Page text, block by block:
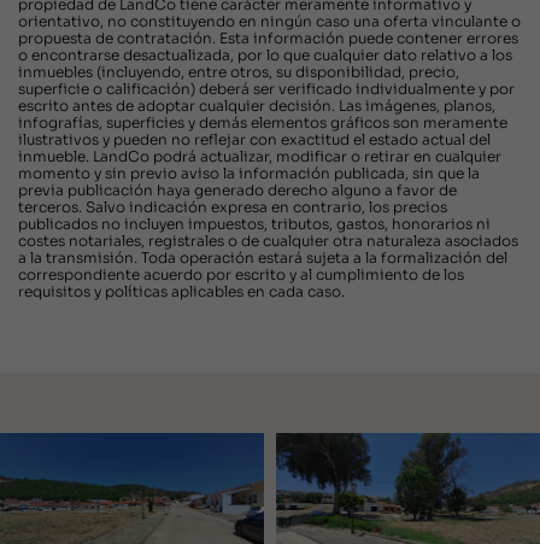
propiedad de LandCo tiene carácter meramente informativo y
orientativo, no constituyendo en ningún caso una oferta vinculante o
propuesta de contratación. Esta información puede contener errores
o encontrarse desactualizada, por lo que cualquier dato relativo a los
inmuebles (incluyendo, entre otros, su disponibilidad, precio,
superficie o calificación) deberá ser verificado individualmente y por
escrito antes de adoptar cualquier decisión. Las imágenes, planos,
infografías, superficies y demás elementos gráficos son meramente
ilustrativos y pueden no reflejar con exactitud el estado actual del
inmueble. LandCo podrá actualizar, modificar o retirar en cualquier
momento y sin previo aviso la información publicada, sin que la
previa publicación haya generado derecho alguno a favor de
terceros. Salvo indicación expresa en contrario, los precios
publicados no incluyen impuestos, tributos, gastos, honorarios ni
costes notariales, registrales o de cualquier otra naturaleza asociados
a la transmisión. Toda operación estará sujeta a la formalización del
correspondiente acuerdo por escrito y al cumplimiento de los
requisitos y políticas aplicables en cada caso.